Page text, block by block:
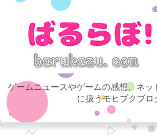
ゲームニュースやゲームの感想、ネ
に扱うモヒプクブロ